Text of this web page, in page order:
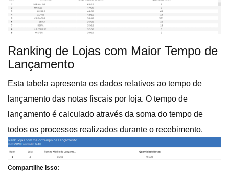
Ranking de Lojas com Maior Tempo de
Lançamento
Esta tabela apresenta os dados relativos ao tempo de
lançamento das notas fiscais por loja. O tempo de
lançamento é calculado através da soma do tempo de
todos os processos realizados durante o recebimento.
Compartilhe isso: